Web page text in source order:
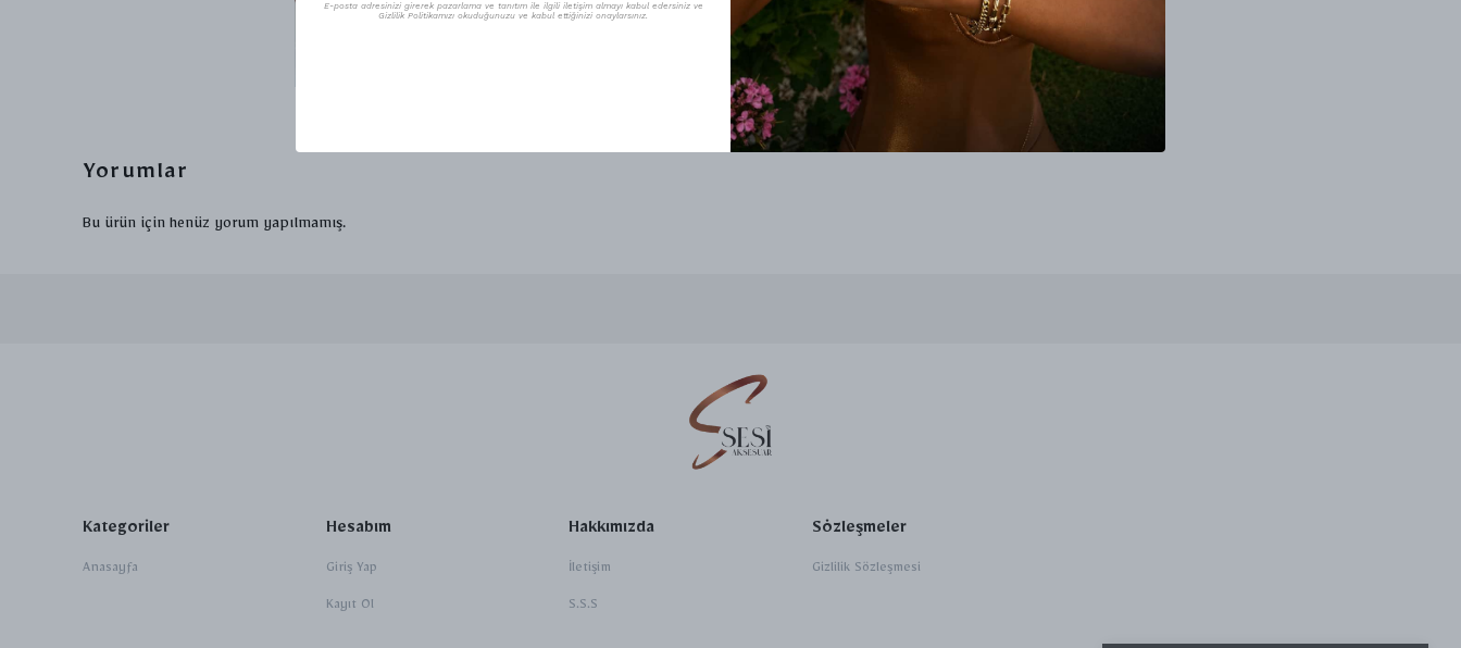
Yorumlar
Bu ürün için henüz yorum yapılmamış.
Kategoriler
Anasayfa
Hesabım
Giriş Yap
Kayıt Ol
Hakkımızda
İletişim
S.S.S
Sözleşmeler
Gizlilik Sözleşmesi
E-posta adresinizi girerek pazarlama ve tanıtım ile ilgili iletişim almayı kabul edersiniz ve
Gizlilik Politikamızı okuduğunuzu ve kabul ettiğinizi onaylarsınız.